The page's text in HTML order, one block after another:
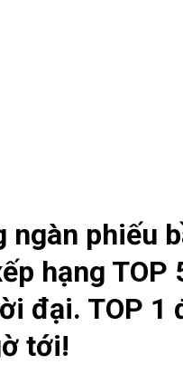
ngàn phiếu
hạng
đại. TOP 1
tới!